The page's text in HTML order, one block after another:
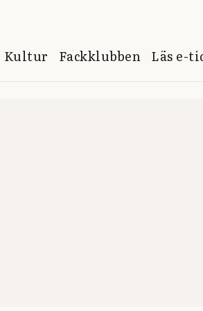
Kultur Fackklubben Läs e-